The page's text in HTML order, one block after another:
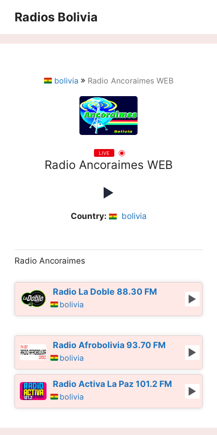
Radios Bolivia
bolivia Radio Ancoraimes WEB
LIVE
Radio Ancoraimes WEB
Country: bolivia
Radio Ancoraimes
Radio La Doble 88.30 FM
bolivia
Radio Afrobolivia 93.70 FM
bolivia
Radio Activa La Paz 101.2 FM
bolivia